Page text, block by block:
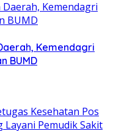
Kemendagri
BUMD